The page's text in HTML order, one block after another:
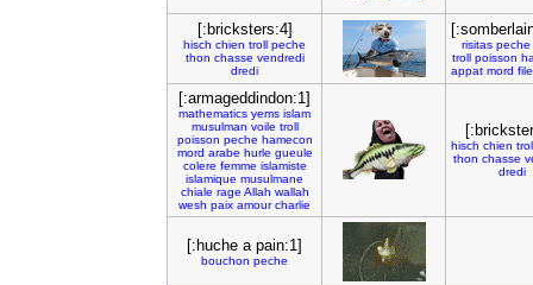
[:bricksters:4]
hisch chien troll peche
thon chasse vendredi
dredi
risitas peche
troll poisson
appat mord
[:armageddindon:1]
mathematics yems islam
musulman voile troll
poisson peche hamecon
mord arabe hurle gueule
colere femme islamiste
islamique musulmane
chiale rage Allah wallah
wesh paix amour charlie
hisch chien
thon chasse
dredi
[:huche a pain:1]
bouchon peche